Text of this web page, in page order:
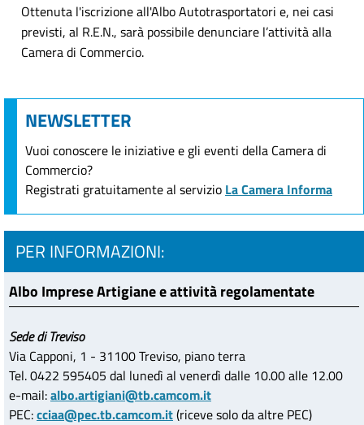
Ottenuta l'iscrizione all'Albo Autotrasportatori e, nei casi
previsti, al R.E.N., sarà possibile denunciare l’attività alla
Camera di Commercio.
NEWSLETTER
Vuoi conoscere le iniziative e gli eventi della Camera di
Commercio?
Registrati gratuitamente al servizio La Camera Informa
PER INFORMAZIONI:
Albo Imprese Artigiane e attività regolamentate
Sede di Treviso
Via Capponi, 1 - 31100 Treviso, piano terra
Tel. 0422 595405 dal lunedì al venerdì dalle 10.00 alle 12.00
e-mail:albo.artigiani@tb.camcom.it
PEC:cciaa@pec.tb.camcom.it(riceve solo da altre PEC)